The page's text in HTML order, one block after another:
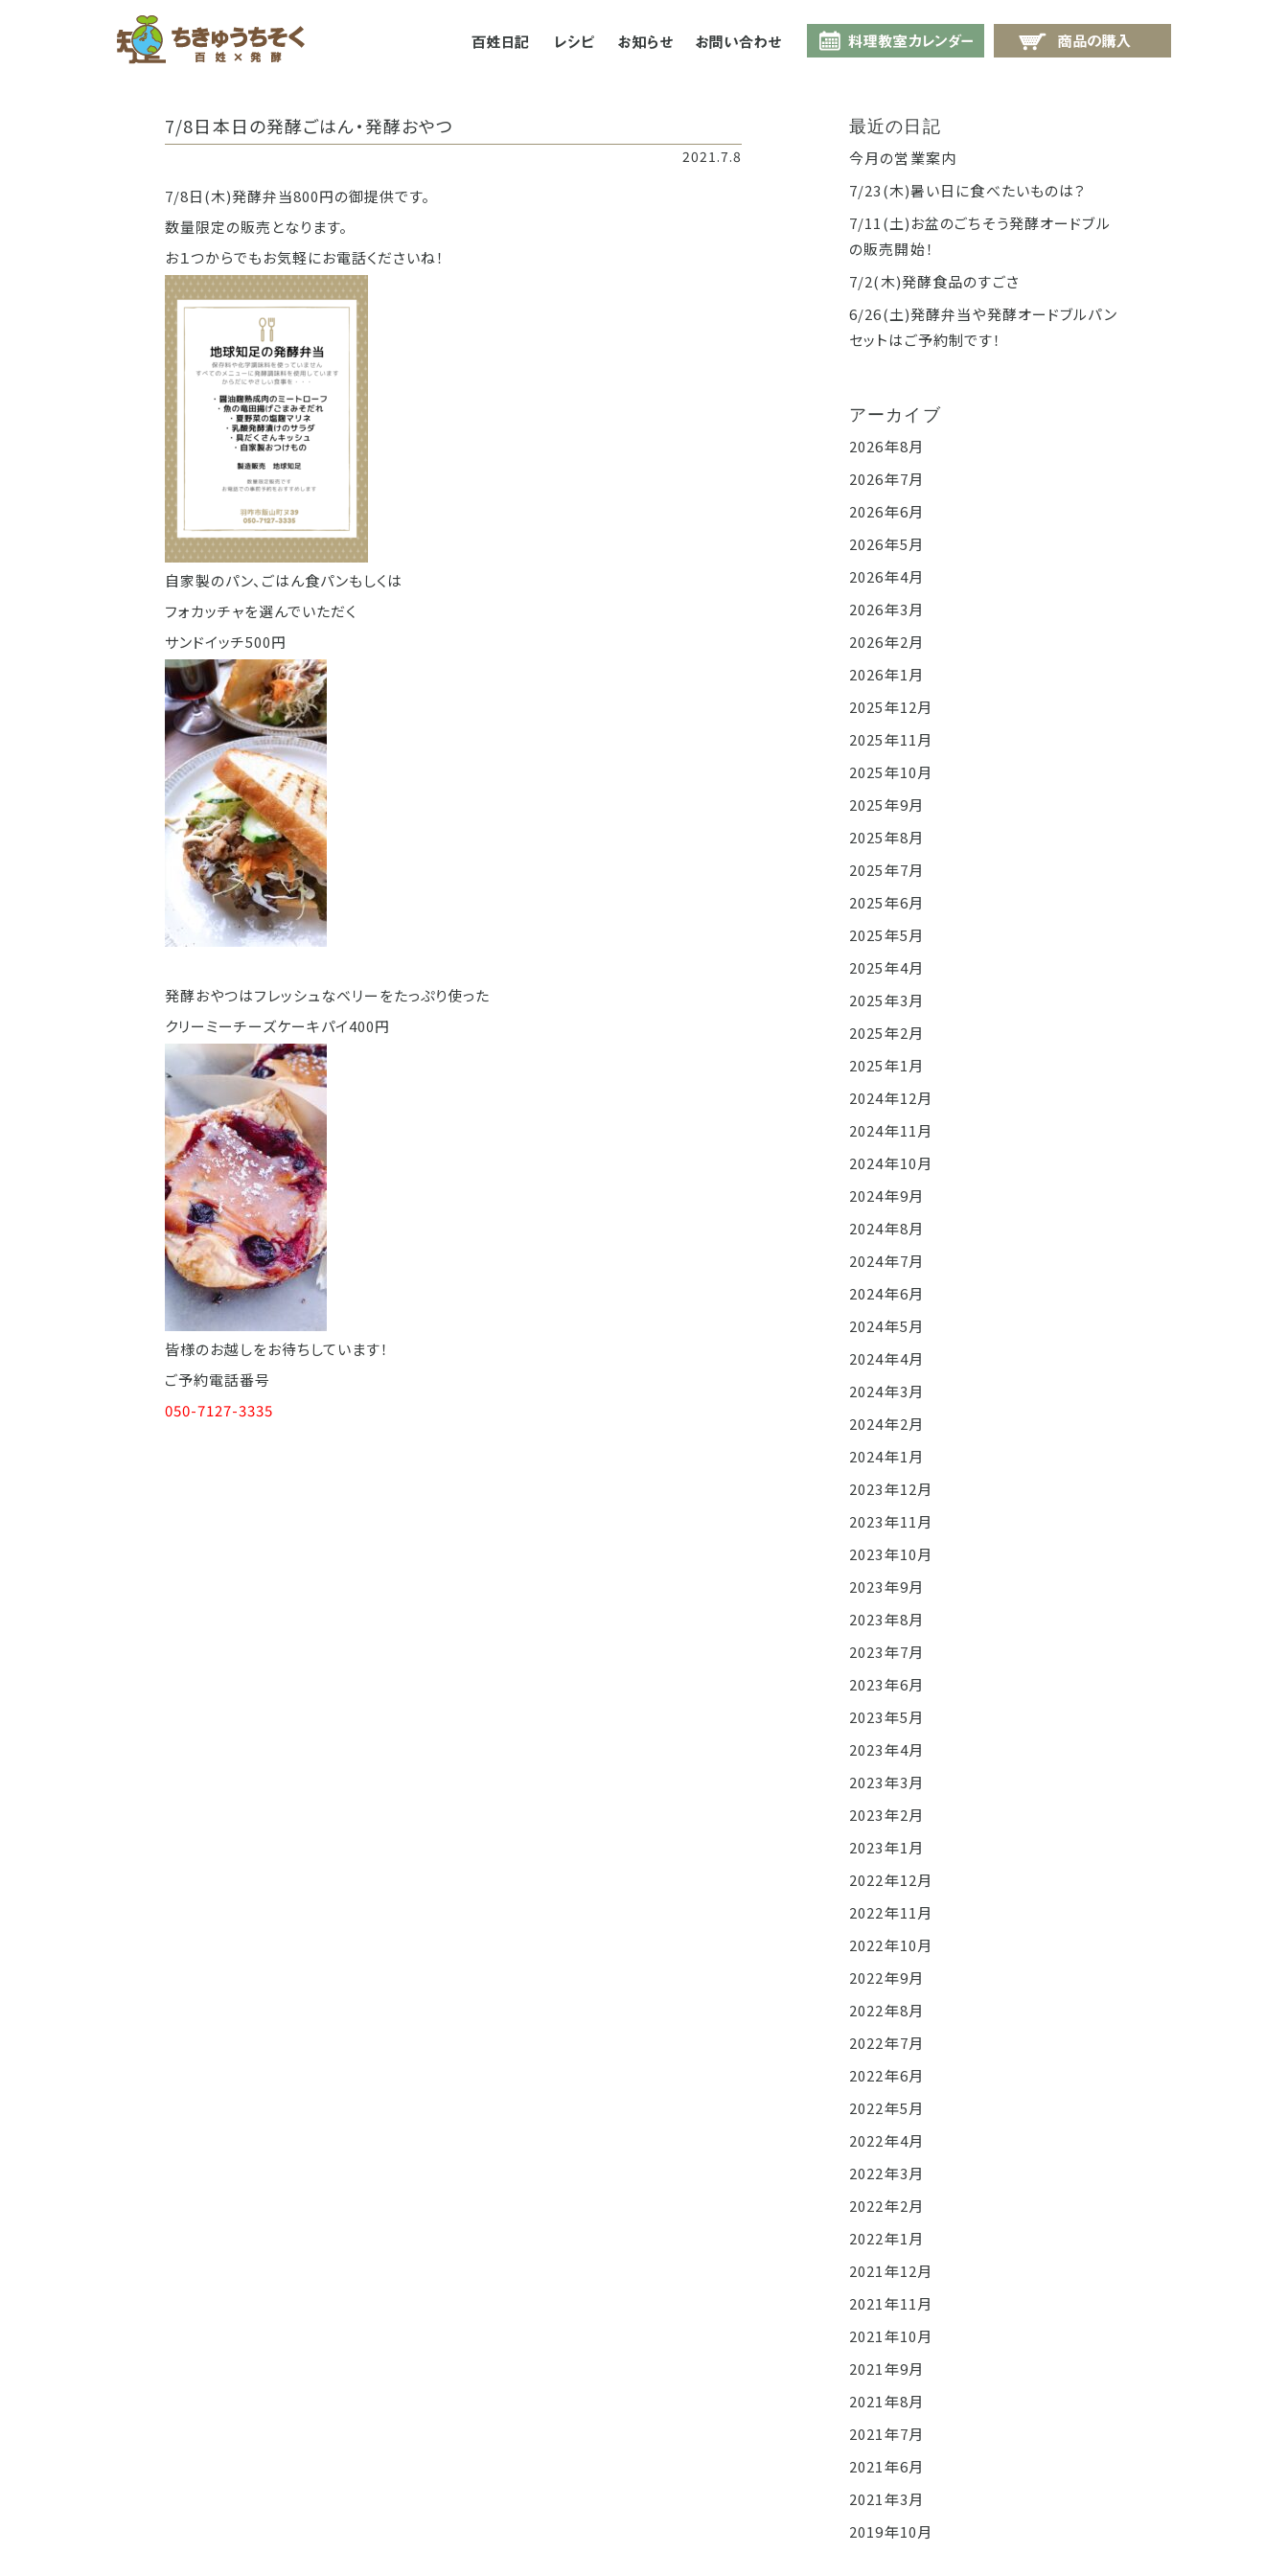
料理教室カレンダー
お問合せ
お知らせ
レシピ
百姓日記
7/8日本日の発酵ごはん・発酵おやつ
2021.7.8
7/8日(木)発酵弁当800円の御提供です。
数量限定の販売となります。
お１つからでもお気軽にお電話くださいね！
自家製のパン、ごはん食パンもしくは
フォカッチャを選んでいただく
サンドイッチ500円
発酵おやつはフレッシュなベリーをたっぷり使った
クリーミーチーズケーキパイ400円
皆様のお越しをお待ちしています！
ご予約電話番号
050-7127-3335
最近の日記
今月の営業案内
7/23(木)暑い日に食べたいものは？
7/11(土)お盆のごちそう発酵オードブル
の販売開始！
7/2(木)発酵食品のすごさ
6/26(土)発酵弁当や発酵オードブルパン
セットはご予約制です！
アーカイブ
2026年8月
2026年7月
2026年6月
2026年5月
2026年4月
2026年3月
2026年2月
2026年1月
2025年12月
2025年11月
2025年10月
2025年9月
2025年8月
2025年7月
2025年6月
2025年5月
2025年4月
2025年3月
2025年2月
2025年1月
2024年12月
2024年11月
2024年10月
2024年9月
2024年8月
2024年7月
2024年6月
2024年5月
2024年4月
2024年3月
2024年2月
2024年1月
2023年12月
2023年11月
2023年10月
2023年9月
2023年8月
2023年7月
2023年6月
2023年5月
2023年4月
2023年3月
2023年2月
2023年1月
2022年12月
2022年11月
2022年10月
2022年9月
2022年8月
2022年7月
2022年6月
2022年5月
2022年4月
2022年3月
2022年2月
2022年1月
2021年12月
2021年11月
2021年10月
2021年9月
2021年8月
2021年7月
2021年6月
2021年3月
2019年10月